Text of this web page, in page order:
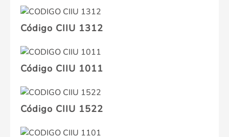
Código CIIU 1312
Código CIIU 1011
Código CIIU 1522